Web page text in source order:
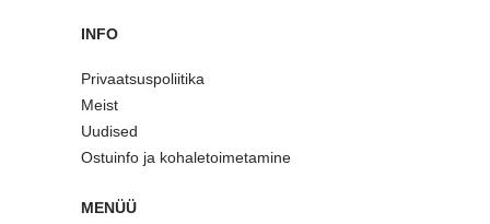
INFO
Privaatsuspoliitika
Meist
Uudised
Ostuinfo ja kohaletoimetamine
MENÜÜ